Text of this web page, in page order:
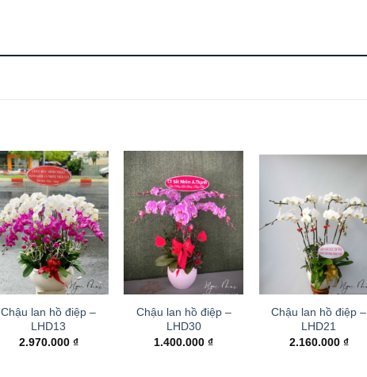
Chậu lan hồ điệp –
LHD13
2.970.000 ₫
Chậu lan hồ điệp –
LHD30
1.400.000₫
Chậu lan hồ điệp –
LHD21
2.160.000 ₫